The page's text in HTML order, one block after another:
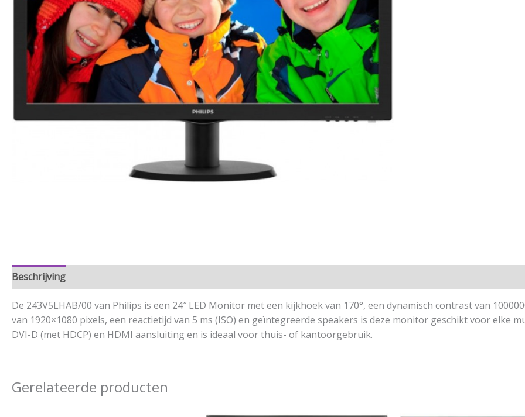
Beschrijving
De 243V5LHAB/00 van Philips is een 24″ LED Monitor met een kijkhoek van 170°, een dynamisch contrast van
van 1920×1080 pixels, een reactietijd van 5 ms (ISO) en geïntegreerde speakers is deze monitor geschikt voor elke
DVI-D (met HDCP) en HDMI aansluiting en is ideaal voor thuis- of kantoorgebruik.
Gerelateerde producten